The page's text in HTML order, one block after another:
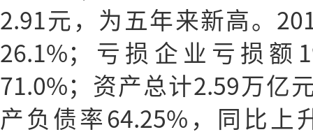
2.91元，为五年来新高。
26.1%；亏损企业亏损额
71.0%；资产总计2.59万亿
产负债率64.25%，同比上